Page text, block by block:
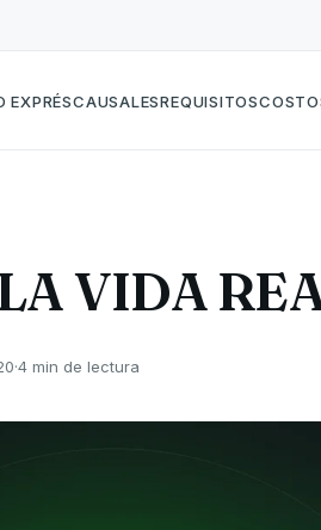
EXPRÉSCAUSALESREQUISITOS
VIDA
·4 min de lectura